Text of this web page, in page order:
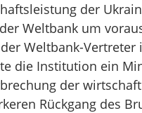
der
Weltbank um
Weltbank-
die Institution ein
der
Rückgang des